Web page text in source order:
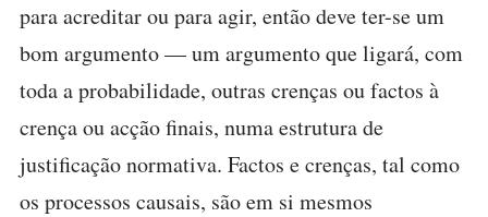
para acreditar ou para agir, então deve ter-se um
bom argumento — um argumento que ligará, com
toda a probabilidade, outras crenças ou factos à
crença ou acção finais, numa estrutura de
justificação normativa. Factos e crenças, tal como
os processos causais, são em si mesmos